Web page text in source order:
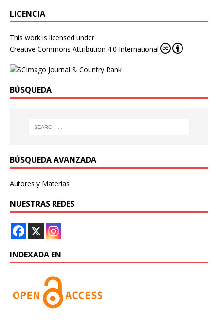
LICENCIA
This work is licensed under
Creative Commons Attribution 4.0 International
BÚSQUEDA
BÚSQUEDA AVANZADA
Autores y Materias
NUESTRAS REDES
INDEXADA EN